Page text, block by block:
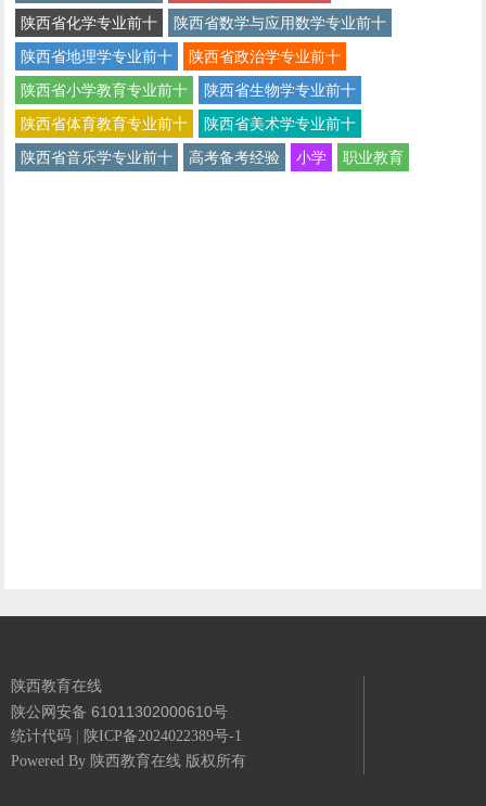
陕西省化学专业前十
陕西省数学与应用数学专业前十
陕西省地理学专业前十
陕西省政治学专业前十
陕西省小学教育专业前十
陕西省生物学专业前十
陕西省体育教育专业前十
陕西省美术学专业前十
陕西省音乐学专业前十
高考备考经验 小学 职业教育
陕西教育在线
陕公网安备 61011302000610号
统计代码
陕ICP备2024022389号-1
Powered By 陕西教育在线 版权所有